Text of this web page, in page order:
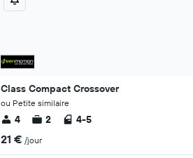
Class Compact Crossover
ou Petite similaire
4 2 4-5
21 € /jour